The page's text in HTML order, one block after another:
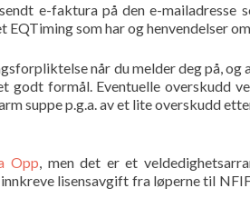
e-faktura på den e-mailadresse
som har og henvendelser
når du melder deg på,
formål. Eventuelle overskudd
suppe p.g.a. av et lite overskudd
Opp, men det er et
lisensavgift fra løperne til